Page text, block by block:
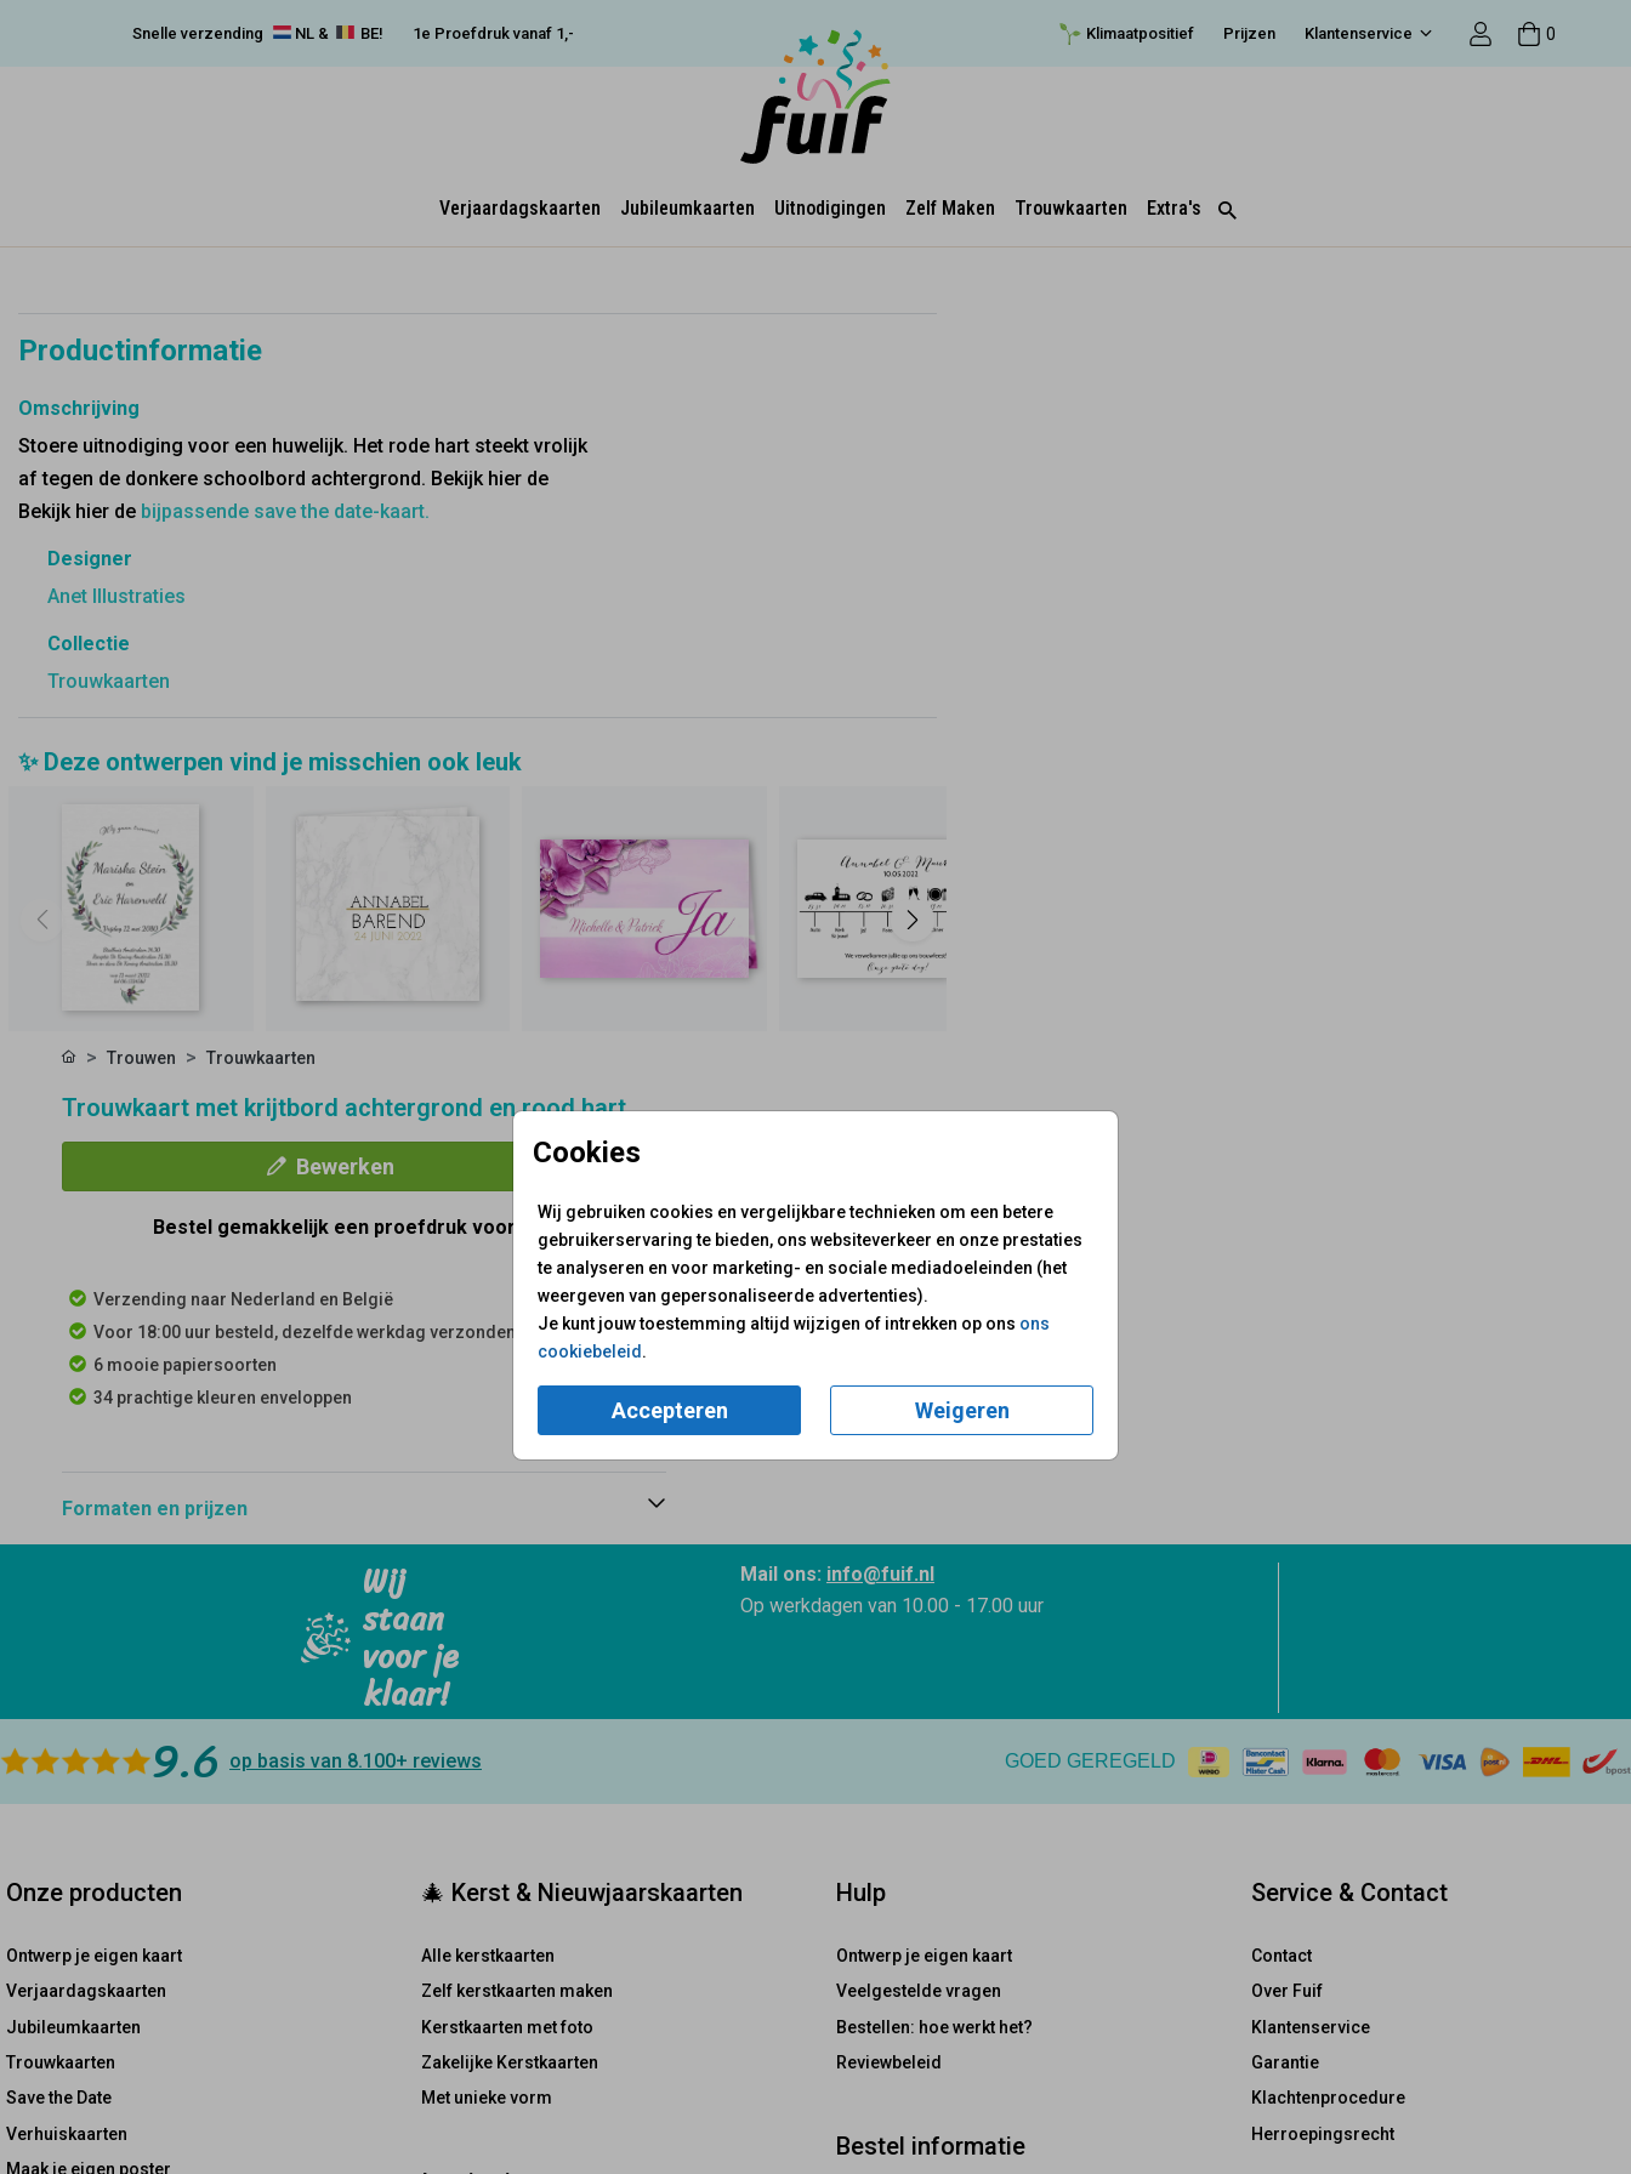
Snelle verzending NL & BE! 1e Proefdruk vanaf 1,- Klimaatpositief Prijzen Klantenservice 0
Verjaardagskaarten Jubileumkaarten Uitnodigingen Zelf Maken Trouwkaarten Extra's
Cookies
Wij gebruiken cookies en vergelijkbare technieken om een betere
gebruikerservaring te bieden, ons websiteverkeer en onze prestaties
te analyseren en voor marketing- en sociale mediadoeleinden (het
weergeven van gepersonaliseerde advertenties).
Je kunt jouw toestemming altijd wijzigen of intrekken op ons ons
cookiebeleid .
Accepteren Weigeren
Productinformatie
Omschrijving
Stoere uitnodiging voor een huwelijk. Het rode hart steekt vrolijk
af tegen de donkere schoolbord achtergrond. Bekijk hier de
Bekijk hier de bijpassende save the date-kaart.
Designer
Anet Illustraties
Collectie
Trouwkaarten
✨ Deze ontwerpen vind je misschien ook leuk
Trouwen Trouwkaarten
Trouwkaart met krijtbord achtergrond en rood hart
Bewerken
Bestel gemakkelijk een proefdruk voor € 1,00
Verzending naar Nederland en België
Voor 18:00 uur besteld, dezelfde werkdag verzonden
6 mooie papiersoorten
34 prachtige kleuren enveloppen
Formaten en prijzen
Wij
staan
voor je
klaar!
Mail ons: info@fuif.nl
Op werkdagen van 10.00 - 17.00 uur
9.6 op basis van 8.100+ reviews GOED GEREGELD
Onze producten
Ontwerp je eigen kaart
Verjaardagskaarten
Jubileumkaarten
Trouwkaarten
Save the Date
Verhuiskaarten
Maak je eigen poster
🎄 Kerst & Nieuwjaarskaarten
Alle kerstkaarten
Zelf kerstkaarten maken
Kerstkaarten met foto
Zakelijke Kerstkaarten
Met unieke vorm
Hulp
Ontwerp je eigen kaart
Veelgestelde vragen
Bestellen: hoe werkt het?
Reviewbeleid
Bestel informatie
Service & Contact
Contact
Over Fuif
Klantenservice
Garantie
Klachtenprocedure
Herroepingsrecht